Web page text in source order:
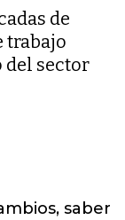
de
trabajo
sector
saber